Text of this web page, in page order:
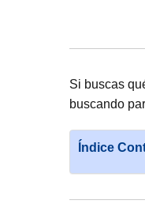
Si buscas
buscando
Índice